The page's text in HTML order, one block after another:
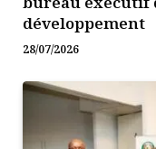
développement
28/07/2026